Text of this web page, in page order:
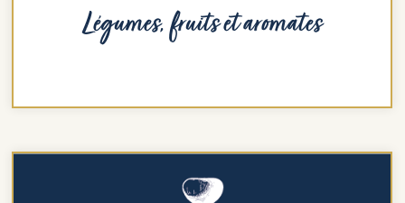
Légumes, fruits et aromates